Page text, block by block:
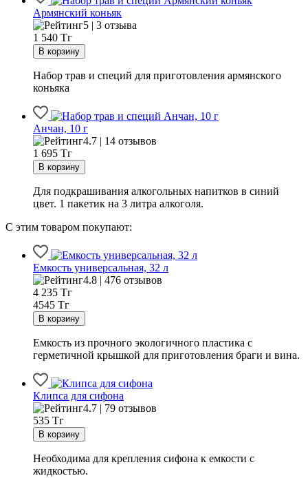
Армянский коньяк
5 | 3 отзыва
1 540 Тг
Набор трав и специй для приготовления армянского
коньяка
Анчан, 10 г
4.7 | 14 отзывов
1 695 Тг
Для подкрашивания алкогольных напитков в синий
цвет. 1 пакетик на 3 литра алкоголя.
С этим товаром покупают:
Емкость универсальная, 32 л
4.8 | 476 отзывов
4 235 Тг
4545 Тг
Емкость из прочного экологичного пластика с
герметичной крышкой для приготовления браги и вина.
Клипса для сифона
4.7 | 79 отзывов
535 Тг
Необходима для крепления сифона к емкости с
жидкостью.